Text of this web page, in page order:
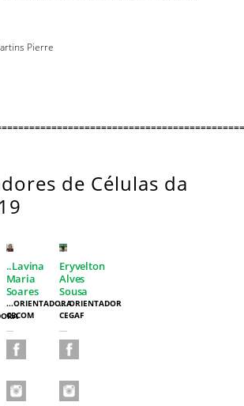
Pierre
de Células da
..Lavina
Maria
Soares
...ORIENTADORA
CECOM
Eryvelton
Alves
Sousa
....ORIENTADOR
CEGAF